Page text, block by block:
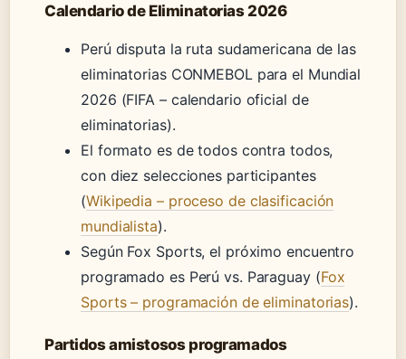
Calendario de Eliminatorias 2026
Perú disputa la ruta sudamericana de las
eliminatorias CONMEBOL para el Mundial
2026 (FIFA – calendario oficial de
eliminatorias).
El formato es de todos contra todos,
con diez selecciones participantes
(Wikipedia – proceso de clasificación
mundialista).
Según Fox Sports, el próximo encuentro
programado es Perú vs. Paraguay (Fox
Sports – programación de eliminatorias).
Partidos amistosos programados